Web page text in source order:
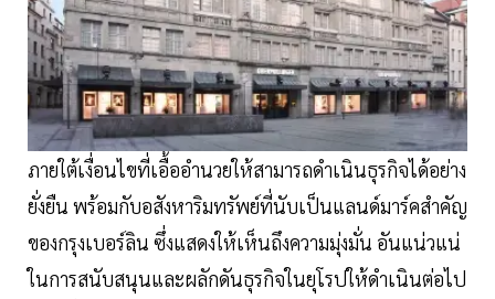
ภายใต้เงื่อนไขที่เอื้ออำนวยให้สามารถดำเนินธุรกิจได้อย่าง
ยั่งยืน พร้อมกับอสังหาริมทรัพย์ที่นับเป็นแลนด์มาร์คสำคัญ
ของกรุงเบอร์ลิน ซึ่งแสดงให้เห็นถึงความมุ่งมั่น อันแน่วแน่
ในการสนับสนุนและผลักดันธุรกิจในยุโรปให้ดำเนินต่อไป